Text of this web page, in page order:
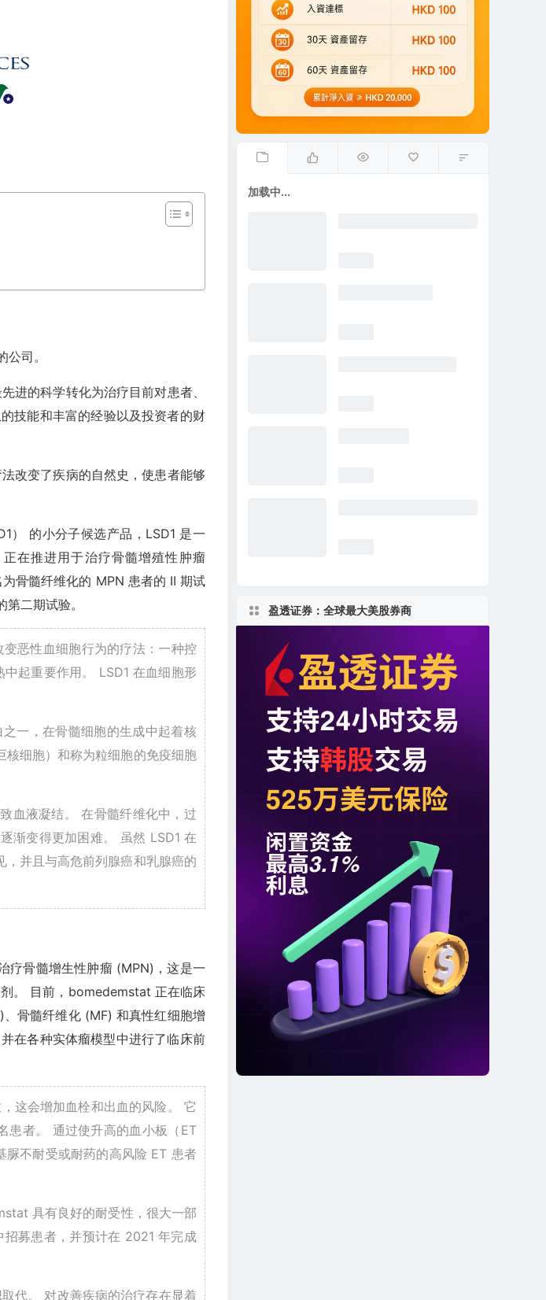
司。
进的科学转化为治疗目前对患者、
技能和丰富的经验以及投资者的财
改变了疾病的自然史，使患者能够
） 的小分子候选产品，LSD1 是一
在推进用于治疗骨髓增殖性肿瘤
骨髓纤维化的 MPN 患者的 II 期试
二期试验。
恶性血细胞行为的疗法：一种控
中起重要作用。 LSD1 在血细胞形
一，在骨髓细胞的生成中起着核
核细胞）和称为粒细胞的免疫细胞
血液凝结。 在骨髓纤维化中，过
渐变得更加困难。 虽然 LSD1 在
并且与高危前列腺癌和乳腺癌的
疗骨髓增生性肿瘤 (MPN)，这是一
。 目前，bomedemstat 正在临床
骨髓纤维化 (MF) 和真性红细胞增
在各种实体瘤模型中进行了临床前
这会增加血栓和出血的风险。 它
者。 通过使升高的血小板（ET
不耐受或耐药的高风险 ET 患者
具有良好的耐受性，很大一部
募患者，并预计在 2021 年完成
代。 对改善疾病的治疗存在显着
加载中...
盈透证券：全球最大美股券商